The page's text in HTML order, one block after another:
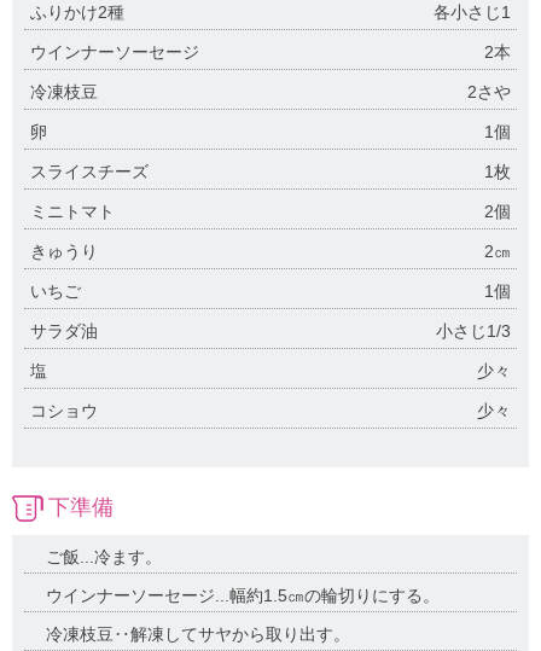
ふりかけ2種 各小さじ1
ウインナーソーセージ 2本
冷凍枝豆 2さや
卵 1個
スライスチーズ 1枚
ミニトマト 2個
きゅうり 2㎝
いちご 1個
サラダ油 小さじ1/3
塩 少々
コショウ 少々
下準備
ご飯...冷ます。
ウインナーソーセージ...幅約1.5㎝の輪切りにする。
冷凍枝豆‥解凍してサヤから取り出す。